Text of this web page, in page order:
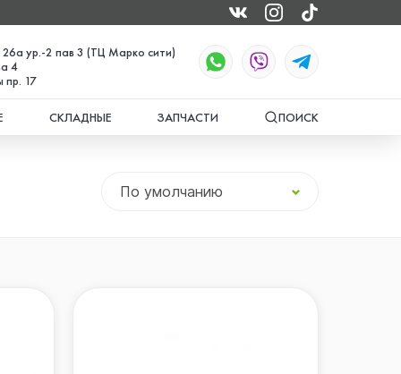
ур.-2 пав 3 (ТЦ Марко сити)
4
17
СКЛАДНЫЕ ЗАПЧАСТИ ПОИСК
По умолчанию